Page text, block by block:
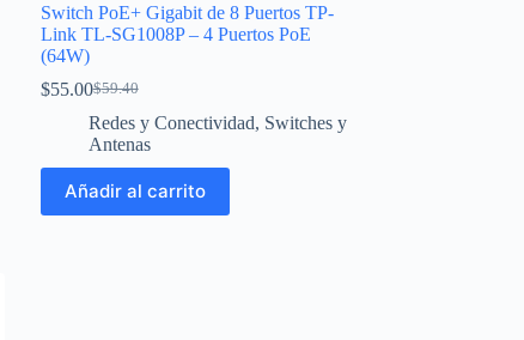
Switch PoE+ Gigabit de 8 Puertos TP-
Link TL-SG1008P – 4 Puertos PoE
(64W)
$59.40
El
precio
original
$59.40.
$55.00El
precio
actual
$55.00.
Redes y Conectividad, Switches y
Antenas
Añadir al carrito